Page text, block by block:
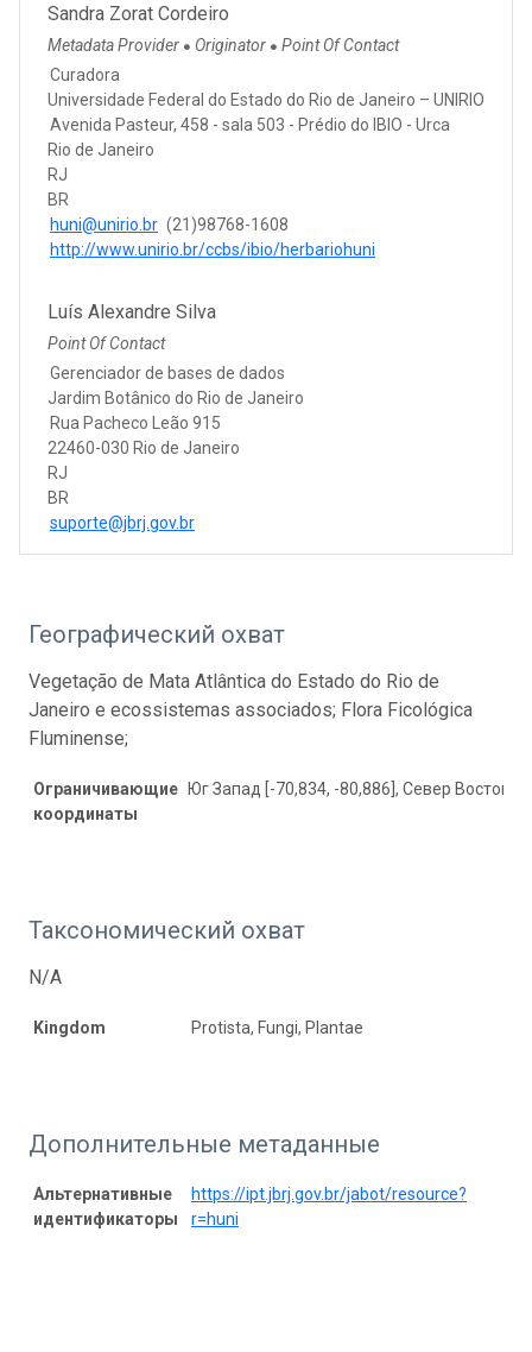
Sandra Zorat Cordeiro
Metadata Provider ● Originator ● Point Of Contact
Curadora
Universidade Federal do Estado do Rio de Janeiro – UNIRIO
Avenida Pasteur, 458 - sala 503 - Prédio do IBIO - Urca
Rio de Janeiro
RJ
BR
huni@unirio.br (21)98768-1608
http://www.unirio.br/ccbs/ibio/herbariohuni
Luís Alexandre Silva
Point Of Contact
Gerenciador de bases de dados
Jardim Botânico do Rio de Janeiro
Rua Pacheco Leão 915
22460-030 Rio de Janeiro
RJ
BR
suporte@jbrj.gov.br
Географический охват
Vegetação de Mata Atlântica do Estado do Rio de
Janeiro e ecossistemas associados; Flora Ficológica
Fluminense;
Ограничивающие
координаты
Юг Запад [-70,834, -80,886], Север Восток
Таксономический охват
N/A
Kingdom Protista, Fungi, Plantae
Дополнительные метаданные
Альтернативные
идентификаторы
https://ipt.jbrj.gov.br/jabot/resource?
r=huni